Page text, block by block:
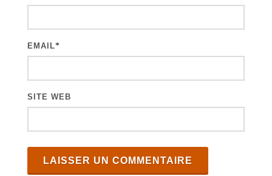
EMAIL*
SITE WEB